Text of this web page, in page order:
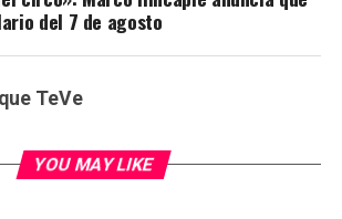
del 7 de agosto
TeVe
YOU MAY LIKE